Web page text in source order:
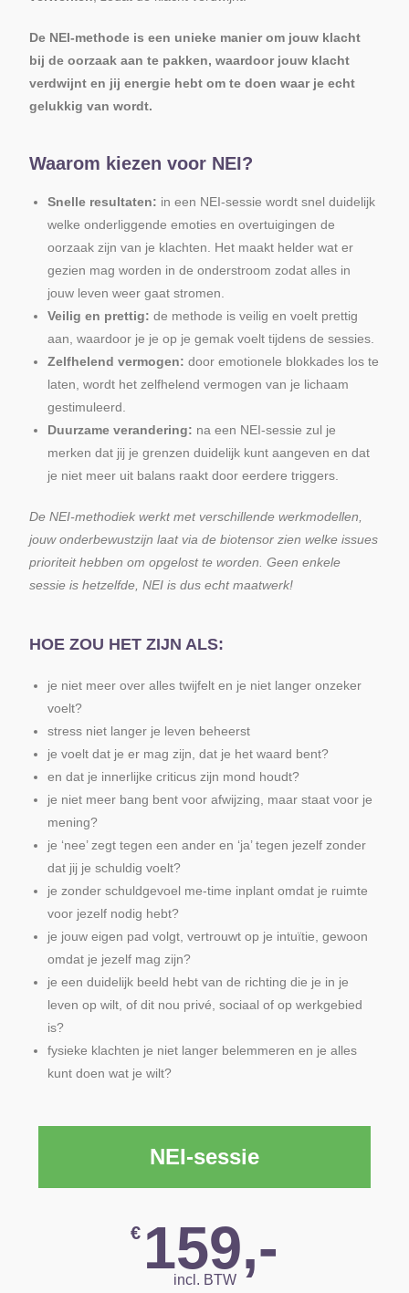
De NEI-methode is een unieke manier om jouw klacht
bij de oorzaak aan te pakken, waardoor jouw klacht
verdwijnt en jij energie hebt om te doen waar je echt
gelukkig van wordt.
Waarom kiezen voor NEI?
Snelle resultaten: in een NEI-sessie wordt snel duidelijk
welke onderliggende emoties en overtuigingen de
oorzaak zijn van je klachten. Het maakt helder wat er
gezien mag worden in de onderstroom zodat alles in
jouw leven weer gaat stromen.
Veilig en prettig: de methode is veilig en voelt prettig
aan, waardoor je je op je gemak voelt tijdens de sessies.
Zelfhelend vermogen: door emotionele blokkades los te
laten, wordt het zelfhelend vermogen van je lichaam
gestimuleerd.
Duurzame verandering: na een NEI-sessie zul je
merken dat jij je grenzen duidelijk kunt aangeven en dat
je niet meer uit balans raakt door eerdere triggers.
De NEI-methodiek werkt met verschillende werkmodellen,
jouw onderbewustzijn laat via de biotensor zien welke issues
prioriteit hebben om opgelost te worden. Geen enkele
sessie is hetzelfde, NEI is dus echt maatwerk!
HOE ZOU HET ZIJN ALS:
je niet meer over alles twijfelt en je niet langer onzeker
voelt?
stress niet langer je leven beheerst
je voelt dat je er mag zijn, dat je het waard bent?
en dat je innerlijke criticus zijn mond houdt?
je niet meer bang bent voor afwijzing, maar staat voor je
mening?
je ‘nee’ zegt tegen een ander en ‘ja’ tegen jezelf zonder
dat jij je schuldig voelt?
je zonder schuldgevoel me-time inplant omdat je ruimte
voor jezelf nodig hebt?
je jouw eigen pad volgt, vertrouwt op je intuïtie, gewoon
omdat je jezelf mag zijn?
je een duidelijk beeld hebt van de richting die je in je
leven op wilt, of dit nou privé, sociaal of op werkgebied
is?
fysieke klachten je niet langer belemmeren en je alles
kunt doen wat je wilt?
NEI-sessie
€ 159,-
incl. BTW